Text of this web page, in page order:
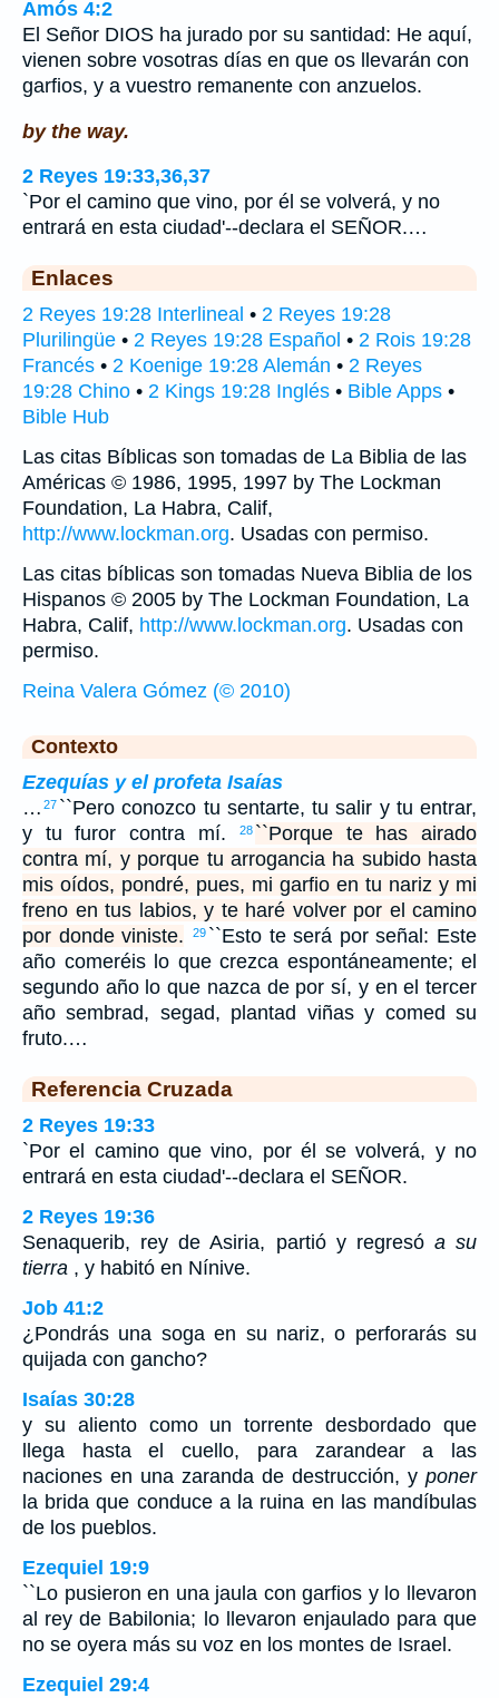
Amós 4:2
El Señor DIOS ha jurado por su santidad: He aquí,
vienen sobre vosotras días en que os llevarán con
garfios, y a vuestro remanente con anzuelos.
by the way.
2 Reyes 19:33,36,37
`Por el camino que vino, por él se volverá, y no
entrará en esta ciudad'--declara el SEÑOR.…
Enlaces
2 Reyes 19:28 Interlineal • 2 Reyes 19:28
Plurilingüe • 2 Reyes 19:28 Español • 2 Rois 19:28
Francés • 2 Koenige 19:28 Alemán • 2 Reyes
19:28 Chino • 2 Kings 19:28 Inglés • Bible Apps •
Bible Hub
Las citas Bíblicas son tomadas de La Biblia de las
Américas © 1986, 1995, 1997 by The Lockman
Foundation, La Habra, Calif,
http://www.lockman.org. Usadas con permiso.
Las citas bíblicas son tomadas Nueva Biblia de los
Hispanos © 2005 by The Lockman Foundation, La
Habra, Calif, http://www.lockman.org. Usadas con
permiso.
Reina Valera Gómez (© 2010)
Contexto
Ezequías y el profeta Isaías
… 27 ``Pero conozco tu sentarte, tu salir y tu entrar,
y tu furor contra mí.
28 ``Porque te has airado
contra mí, y porque tu arrogancia ha subido hasta
mis oídos, pondré, pues, mi garfio en tu nariz y mi
freno en tus labios, y te haré volver por el camino
por donde viniste.
29 ``Esto te será por señal: Este
año comeréis lo que crezca espontáneamente; el
segundo año lo que nazca de por sí, y en el tercer
año sembrad, segad, plantad viñas y comed su
fruto.…
Referencia Cruzada
2 Reyes 19:33
`Por el camino que vino, por él se volverá, y no
entrará en esta ciudad'--declara el SEÑOR.
2 Reyes 19:36
Senaquerib, rey de Asiria, partió y regresó a su
tierra , y habitó en Nínive.
Job 41:2
¿Pondrás una soga en su nariz, o perforarás su
quijada con gancho?
Isaías 30:28
y su aliento como un torrente desbordado que
llega hasta el cuello, para zarandear a las
naciones en una zaranda de destrucción, y poner
la brida que conduce a la ruina en las mandíbulas
de los pueblos.
Ezequiel 19:9
``Lo pusieron en una jaula con garfios y lo llevaron
al rey de Babilonia; lo llevaron enjaulado para que
no se oyera más su voz en los montes de Israel.
Ezequiel 29:4